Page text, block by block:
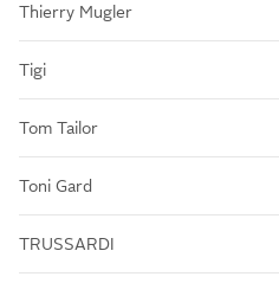
Thierry Mugler
Tigi
Tom Tailor
Toni Gard
TRUSSARDI